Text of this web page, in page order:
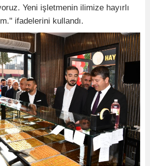
Yeni işletmenin ilimize hayırlı
ifadelerini kullandı.